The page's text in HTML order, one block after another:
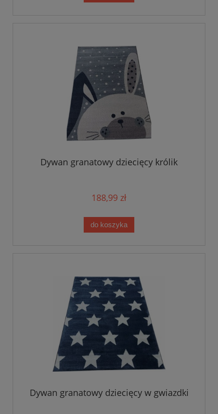
Dywan granatowy dziecięcy królik
188,99 zł
do koszyka
Dywan granatowy dziecięcy w gwiazdki